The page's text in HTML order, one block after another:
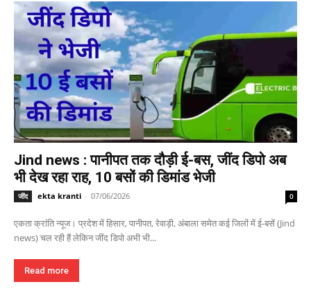
Jind news : पानीपत तक दौड़ी ई-बस, जींद डिपो अब
भी देख रहा राह, 10 बसों की डिमांड भेजी
जींद ekta kranti - 07/06/2026 0
एकता क्रांति न्यूज। प्रदेश में हिसार, पानीपत, रेवाड़ी, अंबाला समेत कई जिलों में ई-बसें (Jind
news) चल रही हैं लेकिन जींद डिपो अभी भी...
Read more